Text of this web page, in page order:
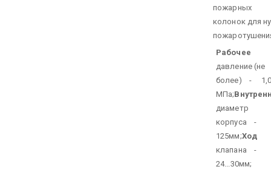
пожарных
колонок для
Рабочее
давление (не
более) - 1,0
МПа;
диаметр
корпуса -
125мм;Ход
клапана -
24...30мм;